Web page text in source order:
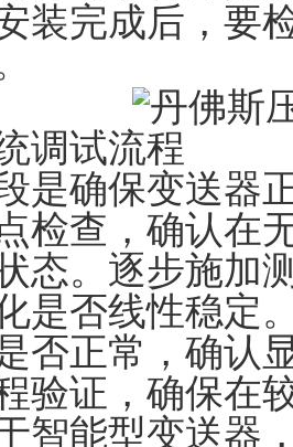
装完成后，要
试流程
确保变送器正
查，确认在无
态。逐步施加
是否线性稳定
否正常，确认
证，确保在较
智能型变送器